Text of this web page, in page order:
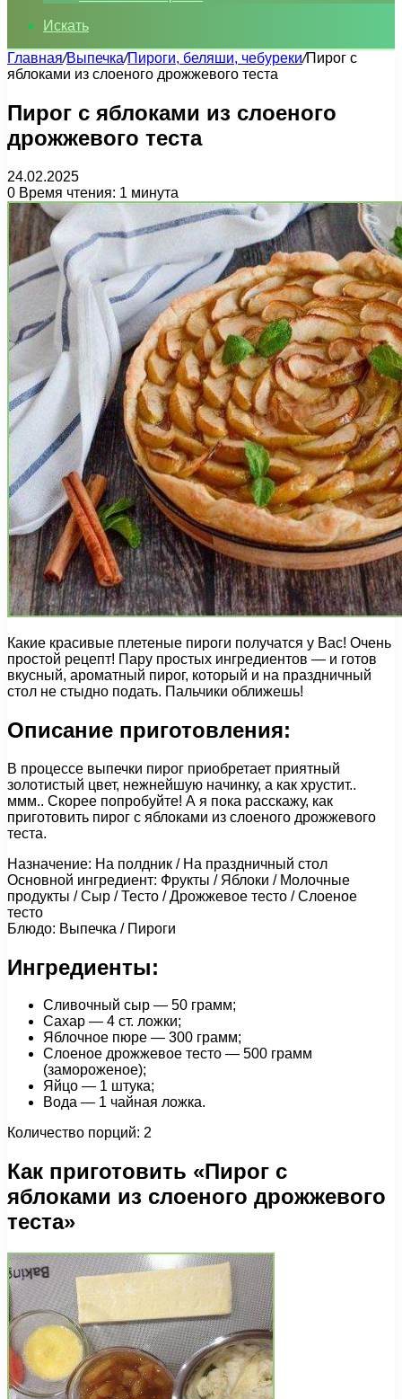
Искать
Главная/Выпечка/Пироги, беляши, чебуреки/Пирог с
яблоками из слоеного дрожжевого теста
Пирог с яблоками из слоеного
дрожжевого теста
24.02.2025
0 Время чтения: 1 минута
Какие красивые плетеные пироги получатся у Вас! Очень
простой рецепт! Пару простых ингредиентов — и готов
вкусный, ароматный пирог, который и на праздничный
стол не стыдно подать. Пальчики оближешь!
Описание приготовления:
В процессе выпечки пирог приобретает приятный
золотистый цвет, нежнейшую начинку, а как хрустит..
ммм.. Скорее попробуйте! А я пока расскажу, как
приготовить пирог с яблоками из слоеного дрожжевого
теста.
Назначение: На полдник / На праздничный стол
Основной ингредиент: Фрукты / Яблоки / Молочные
продукты / Сыр / Тесто / Дрожжевое тесто / Слоеное
тесто
Блюдо: Выпечка / Пироги
Ингредиенты:
Сливочный сыр — 50 грамм;
Сахар — 4 ст. ложки;
Яблочное пюре — 300 грамм;
Слоеное дрожжевое тесто — 500 грамм
(замороженое);
Яйцо — 1 штука;
Вода — 1 чайная ложка.
Количество порций: 2
Как приготовить «Пирог с
яблоками из слоеного дрожжевого
теста»